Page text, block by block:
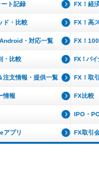
ート記録 FX！経
ド・比較 FX！高
・対応一覧 FX！
・比較 FX！バイ
注文情報・提供一覧 FX！取
情報 FX比較
IPO・
アプリ FX取引